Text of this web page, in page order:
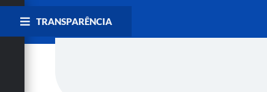
TRANSPARÊNCIA